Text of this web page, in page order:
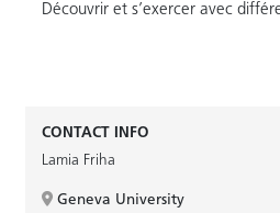
Découvrir et s’exercer avec
CONTACT INFO
Lamia Friha
Geneva University